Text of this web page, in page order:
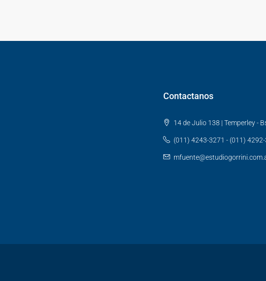
Contactanos
14 de Julio 138 | Temperley -
(011) 4243-3271 - (011)